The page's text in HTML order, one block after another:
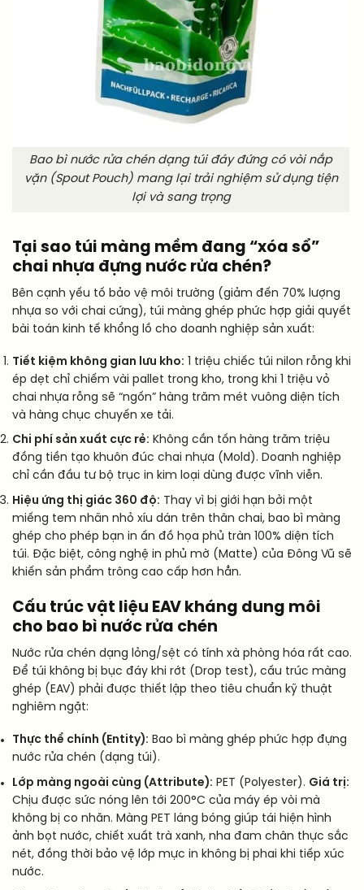
Bao bì nước rửa chén dạng túi đáy đứng có vòi nắp
vặn (Spout Pouch) mang lại trải nghiệm sử dụng tiện
lợi và sang trọng
Tại sao túi màng mềm đang “xóa sổ”
chai nhựa đựng nước rửa chén?
Bên cạnh yếu tố bảo vệ môi trường (giảm đến 70% lượng
nhựa so với chai cứng), túi màng ghép phức hợp giải quyết
bài toán kinh tế khổng lồ cho doanh nghiệp sản xuất:
Tiết kiệm không gian lưu kho: 1 triệu chiếc túi nilon rỗng khi
ép dẹt chỉ chiếm vài pallet trong kho, trong khi 1 triệu vỏ
chai nhựa rỗng sẽ “ngốn” hàng trăm mét vuông diện tích
và hàng chục chuyến xe tải.
Chi phí sản xuất cực rẻ: Không cần tốn hàng trăm triệu
đồng tiền tạo khuôn đúc chai nhựa (Mold). Doanh nghiệp
chỉ cần đầu tư bộ trục in kim loại dùng được vĩnh viễn.
Hiệu ứng thị giác 360 độ: Thay vì bị giới hạn bởi một
miếng tem nhãn nhỏ xíu dán trên thân chai, bao bì màng
ghép cho phép bạn in ấn đồ họa phủ tràn 100% diện tích
túi. Đặc biệt, công nghệ in phủ mờ (Matte) của Đông Vũ sẽ
khiến sản phẩm trông cao cấp hơn hẳn.
Cấu trúc vật liệu EAV kháng dung môi
cho bao bì nước rửa chén
Nước rửa chén dạng lỏng/sệt có tính xà phòng hóa rất cao.
Để túi không bị bục đáy khi rớt (Drop test), cấu trúc màng
ghép (EAV) phải được thiết lập theo tiêu chuẩn kỹ thuật
nghiêm ngặt:
Thực thể chính (Entity): Bao bì màng ghép phức hợp đựng
nước rửa chén (dạng túi).
Lớp màng ngoài cùng (Attribute): PET (Polyester). Giá trị:
Chịu được sức nóng lên tới 200°C của máy ép vòi mà
không bị co nhăn. Màng PET láng bóng giúp tái hiện hình
ảnh bọt nước, chiết xuất trà xanh, nha đam chân thực sắc
nét, đồng thời bảo vệ lớp mực in không bị phai khi tiếp xúc
nước.